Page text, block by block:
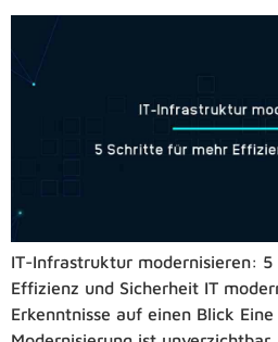
IT-Infrastruktur modernisieren:
Effizienz und Sicherheit​ IT
Erkenntnisse auf einen Blick